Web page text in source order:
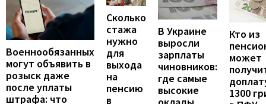
Военнообязанных
могут объявить в
розыск даже
после уплаты
штрафа: что
Сколько
стажа
нужно
для
выхода
на
пенсию
в
В Украине
выросли
зарплаты
чиновников:
где самые
высокие
Кто из
может
1300